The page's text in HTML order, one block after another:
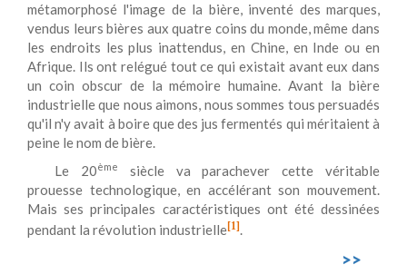
métamorphosé l'image de la bière, inventé des marques,
vendus leurs bières aux quatre coins du monde, même dans
les endroits les plus inattendus, en Chine, en Inde ou en
Afrique. Ils ont relégué tout ce qui existait avant eux dans
un coin obscur de la mémoire humaine. Avant la bière
industrielle que nous aimons, nous sommes tous persuadés
qu'il n'y avait à boire que des jus fermentés qui méritaient à
peine le nom de bière.
Le 20ème
siècle va parachever cette véritable
prouesse technologique, en accélérant son mouvement.
Mais ses principales caractéristiques ont été dessinées
pendant la révolution industrielle[1].
>>